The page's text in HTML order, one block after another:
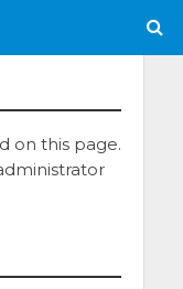
on this page.